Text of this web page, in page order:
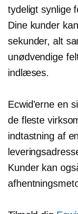
tydeligt synlige
Dine kunder
sekunder, alt
unødvendige
indlæses.
Ecwid'erne en
de fleste
indtastning af
Kunder kan